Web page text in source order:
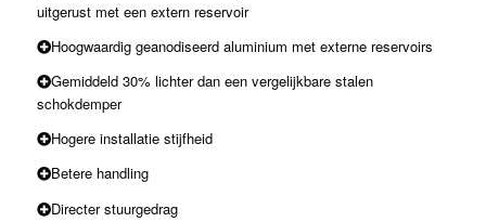
uitgerust met een extern reservoir
Hoogwaardig geanodiseerd aluminium met externe reservoirs
Gemiddeld 30% lichter dan een vergelijkbare stalen
schokdemper
Hogere installatie stijfheid
Betere handling
Directer stuurgedrag